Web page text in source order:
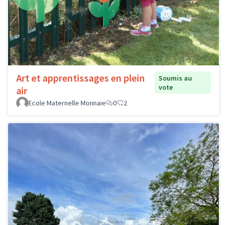
Art et apprentissages en plein
air
Soumis au
vote
Ecole Maternelle Monnaie
0 2